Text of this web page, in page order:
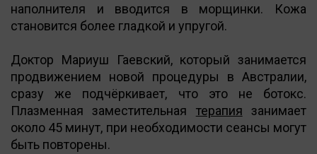
наполнителя и вводится в морщинки. Кожа
становится более гладкой и упругой.
Доктор Мариуш Гаевский, который занимается
продвижением новой процедуры в Австралии,
сразу же подчёркивает, что это не ботокс.
Плазменная заместительная терапия занимает
около 45 минут, при необходимости сеансы могут
быть повторены.